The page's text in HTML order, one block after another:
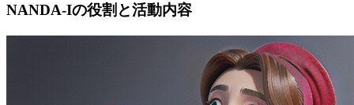
NANDA-Iの役割と活動内容